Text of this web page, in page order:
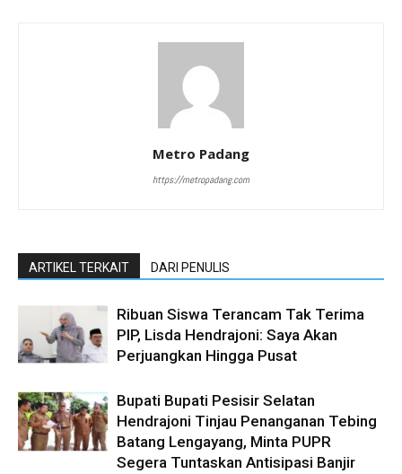
Metro Padang
https://metropadang.com
ARTIKEL TERKAIT DARI PENULIS
Ribuan Siswa Terancam Tak Terima
PIP, Lisda Hendrajoni: Saya Akan
Perjuangkan Hingga Pusat
Bupati Bupati Pesisir Selatan
Hendrajoni Tinjau Penanganan Tebing
Batang Lengayang, Minta PUPR
Segera Tuntaskan Antisipasi Banjir